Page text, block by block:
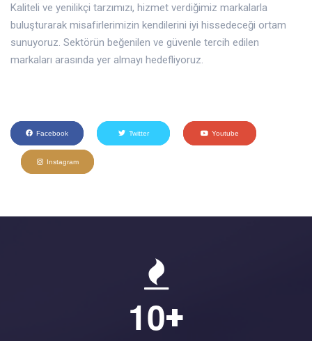
Kaliteli ve yenilikçi tarzımızı, hizmet verdiğimiz markalarla
buluşturarak misafirlerimizin kendilerini iyi hissedeceği ortam
sunuyoruz. Sektörün beğenilen ve güvenle tercih edilen
markaları arasında yer almayı hedefliyoruz.
Facebook Twitter Youtube
Instagram
10+